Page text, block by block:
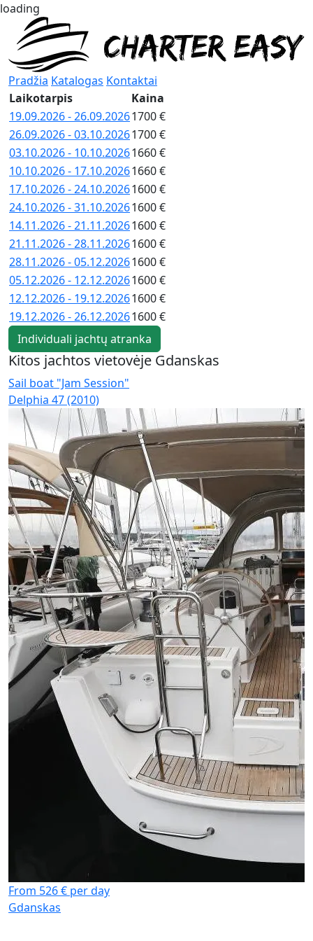
loading
Pradžia Katalogas Kontaktai
Laikotarpis
Kaina
19.09.2026 - 26.09.20261700 €
26.09.2026 - 03.10.20261700 €
03.10.2026 - 10.10.20261660 €
10.10.2026 - 17.10.20261660 €
17.10.2026 - 24.10.20261600 €
24.10.2026 - 31.10.20261600 €
14.11.2026 - 21.11.20261600 €
21.11.2026 - 28.11.20261600 €
28.11.2026 - 05.12.20261600 €
05.12.2026 - 12.12.20261600 €
12.12.2026 - 19.12.20261600 €
19.12.2026 - 26.12.20261600 €
Individuali jachtų atranka
Kitos jachtos vietovėje Gdanskas
Sail boat "Jam Session"
Delphia 47 (2010)
From 526 € per day
Gdanskas